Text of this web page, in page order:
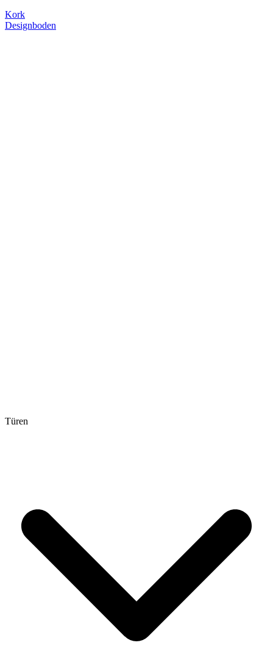
Kork
Designboden
Türen